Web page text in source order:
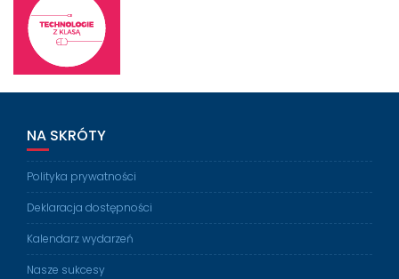
NA SKRÓTY
Polityka prywatności
Deklaracja dostępności
Kalendarz wydarzeń
Nasze sukcesy